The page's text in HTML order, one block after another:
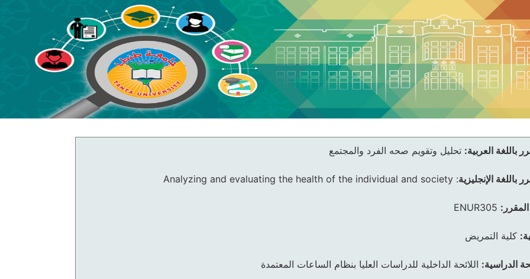
باللغة العربية: تحليل وتقويم صحه الفرد والمجتمع
باللغة الإنجليزية:
Analyzing and evaluating the health of the individual and society
ENUR305
كلية التمريض
الدراسية: اللائحة الداخلية للدراسات العليا بنظام الساعات المعتمدة